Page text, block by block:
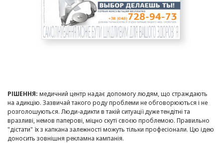
РІШЕННЯ: медичний центр надає допомогу людям, що страждають
на адикцію. Зазвичай такого роду проблеми не обговорюються і не
розголошуються. Люди-адикти в такій ситуації дуже тендітні та
вразливі, немов паперові, міцно скуті своєю проблемою. Правильно
"дістати" їх з капкана залежності можуть тільки професіонали. Цю ідею
доносить зовнішня рекламна кампанія.